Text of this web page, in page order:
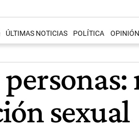
ÚLTIMAS NOTICIAS POLÍTICA OPINIÓN
sexual